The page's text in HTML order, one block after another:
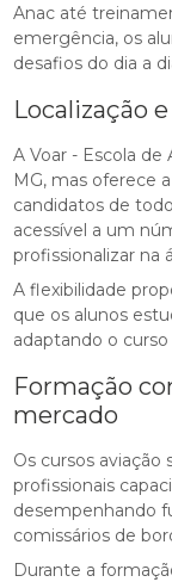
Anac até
emergência, os
desafios do dia a
Localização
A Voar - Escola
MG, mas oferece
candidatos de
acessível a um
profissionalizar na
A flexibilidade
que os alunos
adaptando o
Formação
mercado
Os cursos aviação
profissionais
desempenhando
comissários de
Durante a